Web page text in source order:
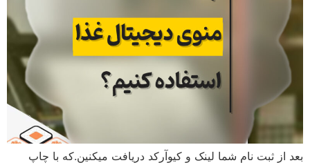
بعد از ثبت نام شما لینک و کیوآرکد دریافت میکنین.که با چاپ